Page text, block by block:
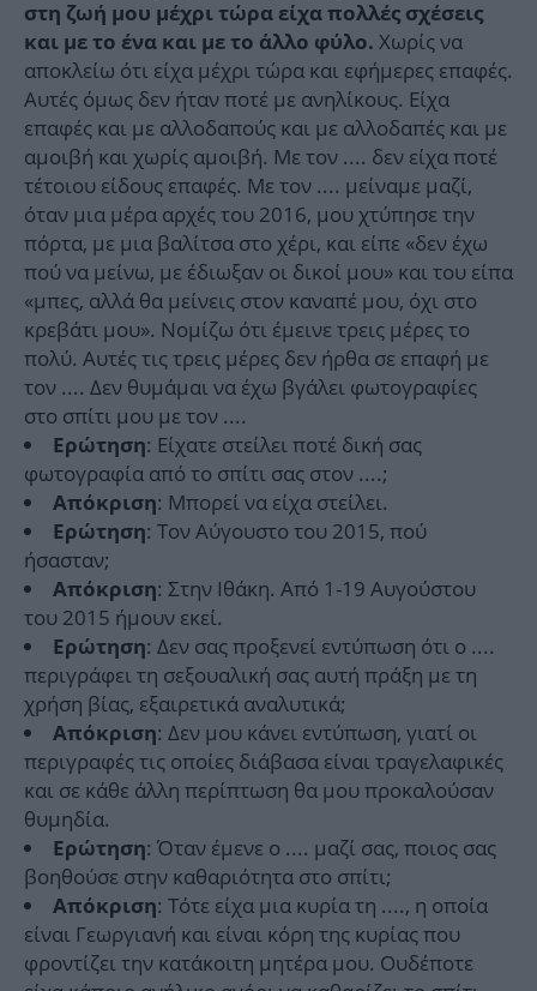
στη ζωή μου μέχρι τώρα είχα πολλές σχέσεις
και με το ένα και με το άλλο φύλο. Χωρίς να
αποκλείω ότι είχα μέχρι τώρα και εφήμερες επαφές.
Αυτές όμως δεν ήταν ποτέ με ανηλίκους. Είχα
επαφές και με αλλοδαπούς και με αλλοδαπές και με
αμοιβή και χωρίς αμοιβή. Με τον .... δεν είχα ποτέ
τέτοιου είδους επαφές. Με τον .... μείναμε μαζί,
όταν μια μέρα αρχές του 2016, μου χτύπησε την
πόρτα, με μια βαλίτσα στο χέρι, και είπε «δεν έχω
πού να μείνω, με έδιωξαν οι δικοί μου» και του είπα
«μπες, αλλά θα μείνεις στον καναπέ μου, όχι στο
κρεβάτι μου». Νομίζω ότι έμεινε τρεις μέρες το
πολύ. Αυτές τις τρεις μέρες δεν ήρθα σε επαφή με
τον .... Δεν θυμάμαι να έχω βγάλει φωτογραφίες
στο σπίτι μου με τον ....
Ερώτηση: Είχατε στείλει ποτέ δική σας
φωτογραφία από το σπίτι σας στον ....;
Απόκριση: Μπορεί να είχα στείλει.
Ερώτηση: Τον Αύγουστο του 2015, πού
ήσασταν;
Απόκριση: Στην Ιθάκη. Από 1-19 Αυγούστου
του 2015 ήμουν εκεί.
Ερώτηση: Δεν σας προξενεί εντύπωση ότι ο ....
περιγράφει τη σεξουαλική σας αυτή πράξη με τη
χρήση βίας, εξαιρετικά αναλυτικά;
Απόκριση: Δεν μου κάνει εντύπωση, γιατί οι
περιγραφές τις οποίες διάβασα είναι τραγελαφικές
και σε κάθε άλλη περίπτωση θα μου προκαλούσαν
θυμηδία.
Ερώτηση: Όταν έμενε ο .... μαζί σας, ποιος σας
βοηθούσε στην καθαριότητα στο σπίτι;
Απόκριση: Τότε είχα μια κυρία τη ...., η οποία
είναι Γεωργιανή και είναι κόρη της κυρίας που
φροντίζει την κατάκοιτη μητέρα μου. Ουδέποτε